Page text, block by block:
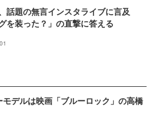
話題の無言インスタライブに言及
を装った？」の直撃に答える
デルは映画「ブルーロック」の高橋